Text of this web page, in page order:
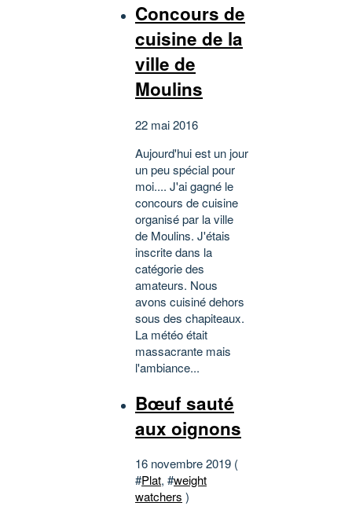
Concours de
cuisine de la
ville de
Moulins
22 mai 2016
Aujourd'hui est un jour
un peu spécial pour
moi.... J'ai gagné le
concours de cuisine
organisé par la ville
de Moulins. J'étais
inscrite dans la
catégorie des
amateurs. Nous
avons cuisiné dehors
sous des chapiteaux.
La météo était
massacrante mais
l'ambiance...
Bœuf sauté
aux oignons
16 novembre 2019 (
#Plat, #weight
watchers )